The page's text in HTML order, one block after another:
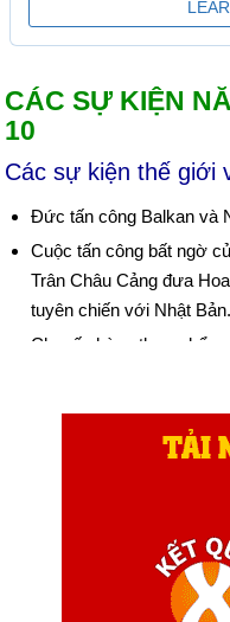
CÁC SỰ KIỆN
10
Các sự kiện thế giới
Đức tấn công Balkan và
Cuộc tấn công bất ngờ
Trân Châu Cảng đưa
tuyên chiến với Nhật Bản.
Chuyến hàng thực phẩm
Ngày sinh Hank
Ngày 28-10 năm 1793:
thống Grover Cleveland
Ngày 28-10 năm 1919:
Volstead, hay Đạo luật